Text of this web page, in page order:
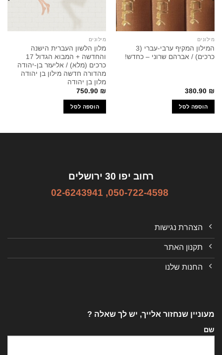
מילונים
המילון המקיף ערבי-עברי (3
כרכים) / אברהם שרוני – כחדש!
380.90 ₪
הוספה לסל
מילונים
מלון הלשון העברית הישנה
והחדשה + המבוא הגדול 17
כרכים (מלא) / אליעזר בן-יהודה
מהדורה חדשה מילון בן יהודה
מלון בן יהודה
750.90 ₪
הוספה לסל
רחוב יפו 30 ירושלים
050-722-4598
,
02-6243941
הצהרת נגישות
תקנון האתר
החנות שלנו
מעוניין שנחזור אלייך, יש לך שאלה ?
שם